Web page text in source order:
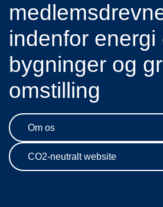
indenfor energi
bygninger og
omstilling
Om os
CO2-neutralt website